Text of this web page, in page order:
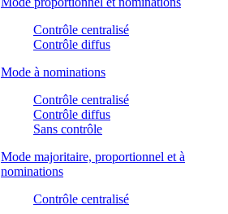
Contrôle centralisé
Contrôle diffus
Mode à nominations
Contrôle centralisé
Contrôle diffus
Sans contrôle
Mode majoritaire, proportionnel et à
nominations
Contrôle centralisé